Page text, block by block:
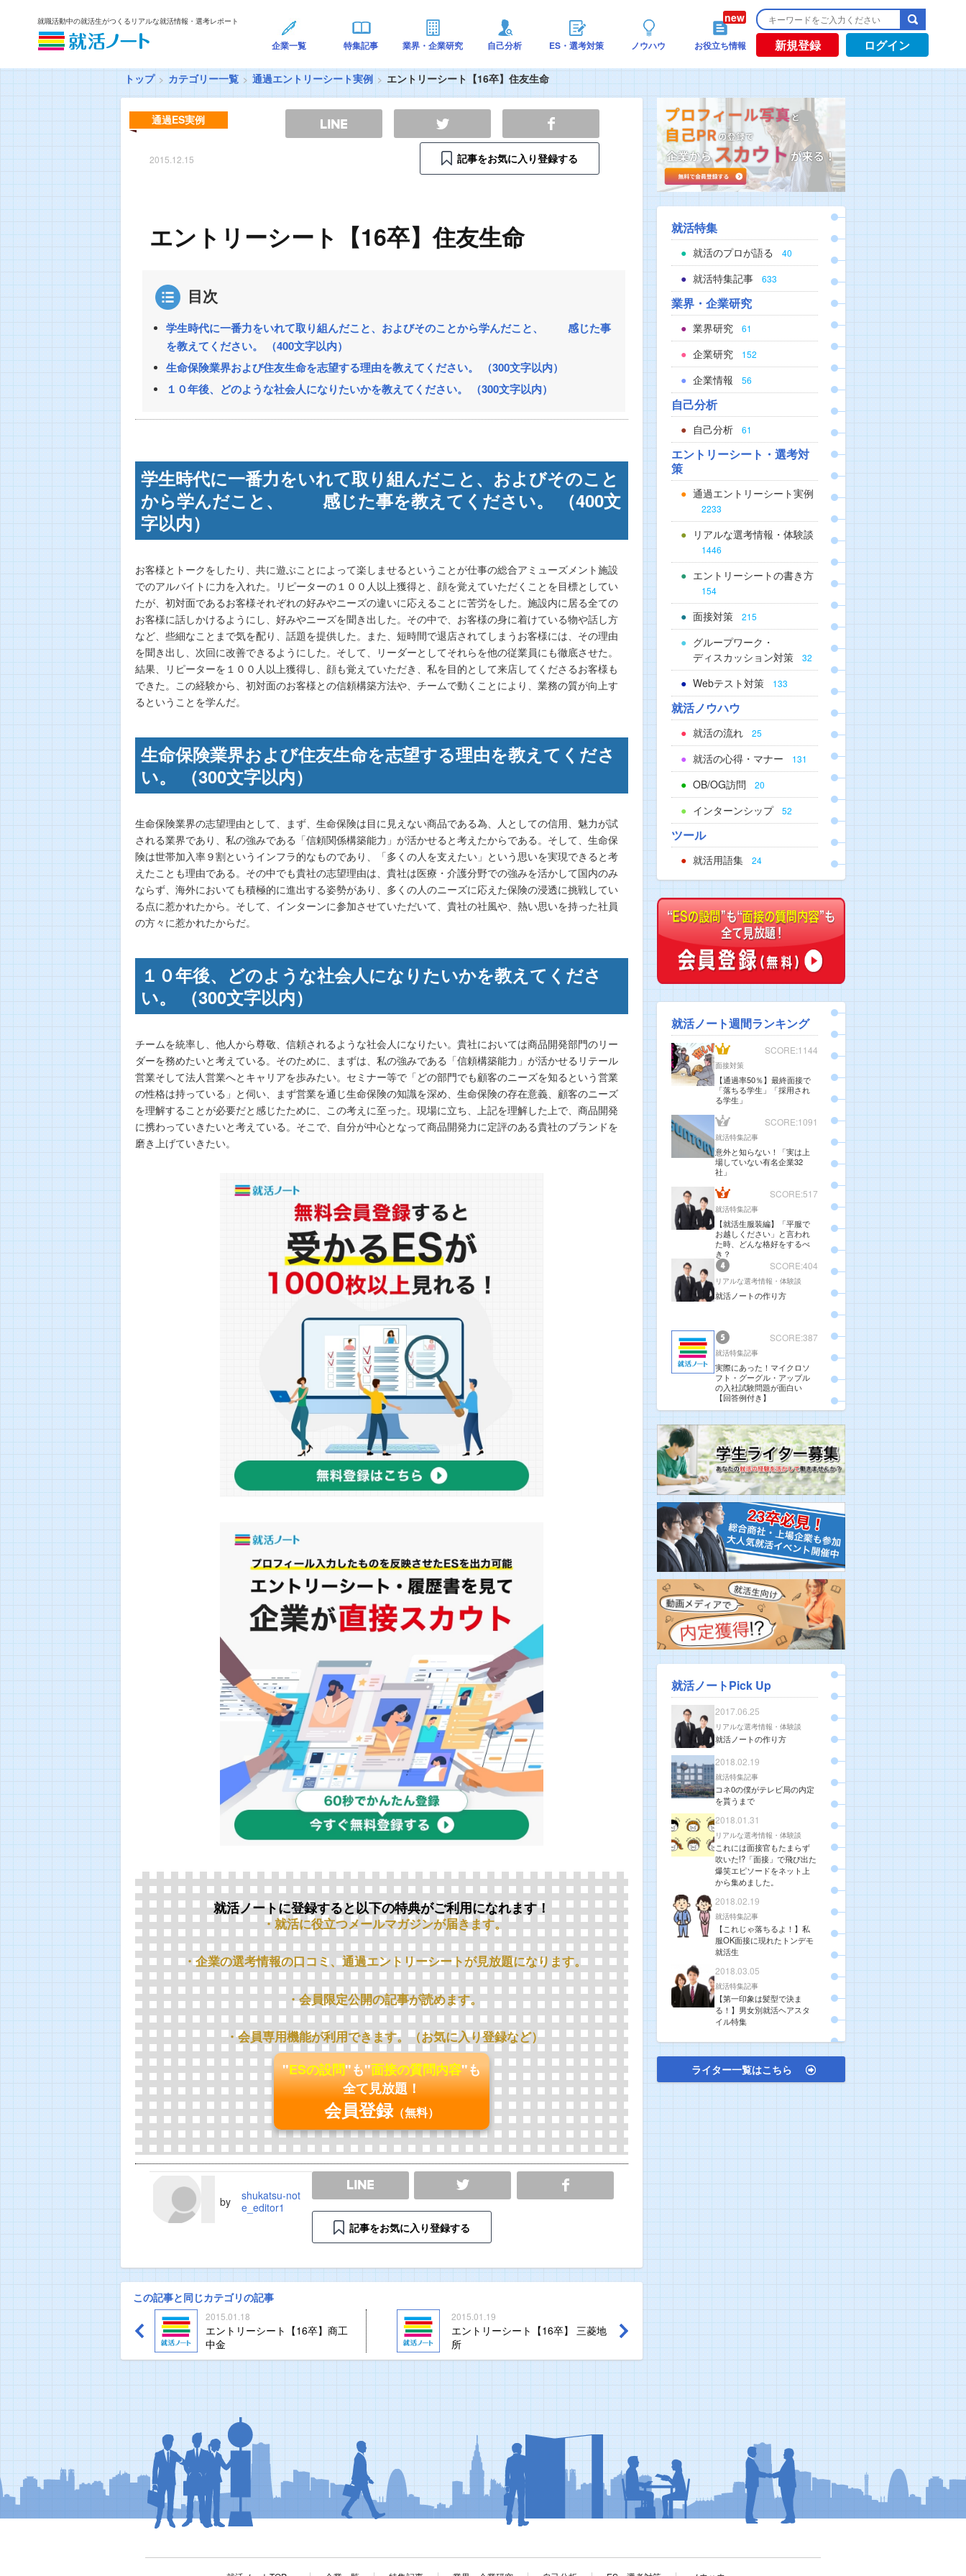
就職活動中の就活生がつくるリアルな就活情報・選考レポート
企業一覧 特集記事 業界・企業研究 自己分析 ES・選考対策 ノウハウ お役立ち情報 新規登録 ログイン
トップ カテゴリー一覧 通過エントリーシート実例 エントリーシート【16卒】住友生命
通過ES実例
2015.12.15 記事をお気に入り登録する
エントリーシート【16卒】住友生命
目次
学生時代に一番力をいれて取り組んだこと、およびそのことから学んだこと、 感じた事
を教えてください。 （400文字以内）
生命保険業界および住友生命を志望する理由を教えてください。 （300文字以内）
１０年後、どのような社会人になりたいかを教えてください。 （300文字以内）
学生時代に一番力をいれて取り組んだこと、およびそのこと
から学んだこと、 感じた事を教えてください。 （400文
字以内）
お客様とトークをしたり、共に遊ぶことによって楽しませるということが仕事の総合アミューズメント施設
でのアルバイトに力を入れた。リピーターの１００人以上獲得と、顔を覚えていただくことを目標としてい
たが、初対面であるお客様それぞれの好みやニーズの違いに応えることに苦労をした。施設内に居る全ての
お客様に話しかけるようにし、好みやニーズを聞き出した。その中で、お客様の身に着けている物や話し方
など、些細なことまで気を配り、話題を提供した。また、短時間で退店されてしまうお客様には、その理由
を聞き出し、次回に改善できるようにした。そして、リーダーとしてそれらを他の従業員にも徹底させた。
結果、リピーターを１００人以上獲得し、顔も覚えていただき、私を目的として来店してくださるお客様も
できた。この経験から、初対面のお客様との信頼構築方法や、チームで動くことにより、業務の質が向上す
るということを学んだ。
生命保険業界および住友生命を志望する理由を教えてくださ
い。 （300文字以内）
生命保険業界の志望理由として、まず、生命保険は目に見えない商品である為、人としての信用、魅力が試
される業界であり、私の強みである「信頼関係構築能力」が活かせると考えたからである。そして、生命保
険は世帯加入率９割というインフラ的なものであり、「多くの人を支えたい」という思いを実現できると考
えたことも理由である。その中でも貴社の志望理由は、貴社は医療・介護分野での強みを活かして国内のみ
ならず、海外においても積極的に進出する姿勢があり、多くの人のニーズに応えた保険の浸透に挑戦してい
る点に惹かれたから。そして、インターンに参加させていただいて、貴社の社風や、熱い思いを持った社員
の方々に惹かれたからだ。
１０年後、どのような社会人になりたいかを教えてくださ
い。 （300文字以内）
チームを統率し、他人から尊敬、信頼されるような社会人になりたい。貴社においては商品開発部門のリー
ダーを務めたいと考えている。そのために、まずは、私の強みである「信頼構築能力」が活かせるリテール
営業そして法人営業へとキャリアを歩みたい。セミナー等で「どの部門でも顧客のニーズを知るという営業
の性格は持っている」と伺い、まず営業を通じ生命保険の知識を深め、生命保険の存在意義、顧客のニーズ
を理解することが必要だと感じたために、この考えに至った。現場に立ち、上記を理解した上で、商品開発
に携わっていきたいと考えている。そこで、自分が中心となって商品開発力に定評のある貴社のブランドを
磨き上げていきたい。
就活ノートに登録すると以下の特典がご利用になれます！
・就活に役立つメールマガジンが届きます。
・企業の選考情報の口コミ、通過エントリーシートが見放題になります。
・会員限定公開の記事が読めます。
・会員専用機能が利用できます。（お気に入り登録など）
"ESの設問"も"面接の質問内容"も
全て見放題！
会員登録（無料）
by
shukatsu-not
e_editor1
LINE SHARE
記事をお気に入り登録する
この記事と同じカテゴリの記事
2015.01.18
エントリーシート【16卒】商工
中金
2015.01.19
エントリーシート【16卒】 三菱地
所
就活特集
就活のプロが語る 40
就活特集記事 633
業界・企業研究
業界研究 61
企業研究 152
企業情報 56
自己分析
自己分析 61
エントリーシート・選考対
策
通過エントリーシート実例
2233
リアルな選考情報・体験談
1446
エントリーシートの書き方
154
面接対策 215
グループワーク・
ディスカッション対策
32
Webテスト対策 133
就活ノウハウ
就活の流れ 25
就活の心得・マナー 131
OB/OG訪問 20
インターンシップ 52
ツール
就活用語集 24
就活ノート週間ランキング
SCORE:1144
面接対策
【通過率50％】最終面接で
「落ちる学生」「採用され
る学生」
SCORE:1091
就活特集記事
意外と知らない！「実は上
場していない有名企業32
社」
SCORE:517
就活特集記事
【就活生服装編】「平服で
お越しください」と言われ
た時、どんな格好をするべ
き？
SCORE:404
リアルな選考情報・体験談
就活ノートの作り方
SCORE:387
就活特集記事
実際にあった！マイクロソ
フト・グーグル・アップル
の入社試験問題が面白い
【回答例付き】
就活ノートPick Up
2017.06.25
リアルな選考情報・体験談
就活ノートの作り方
2018.02.19
就活特集記事
コネ0の僕がテレビ局の内定
を貰うまで
2018.01.31
リアルな選考情報・体験談
これには面接官もたまらず
吹いた!?「面接」で飛び出た
爆笑エピソードをネット上
から集めました。
2018.02.19
就活特集記事
【これじゃ落ちるよ！】私
服OK面接に現れたトンデモ
就活生
2018.03.05
就活特集記事
【第一印象は髪型で決ま
る！】男女別就活ヘアスタ
イル特集
ライター一覧はこちら